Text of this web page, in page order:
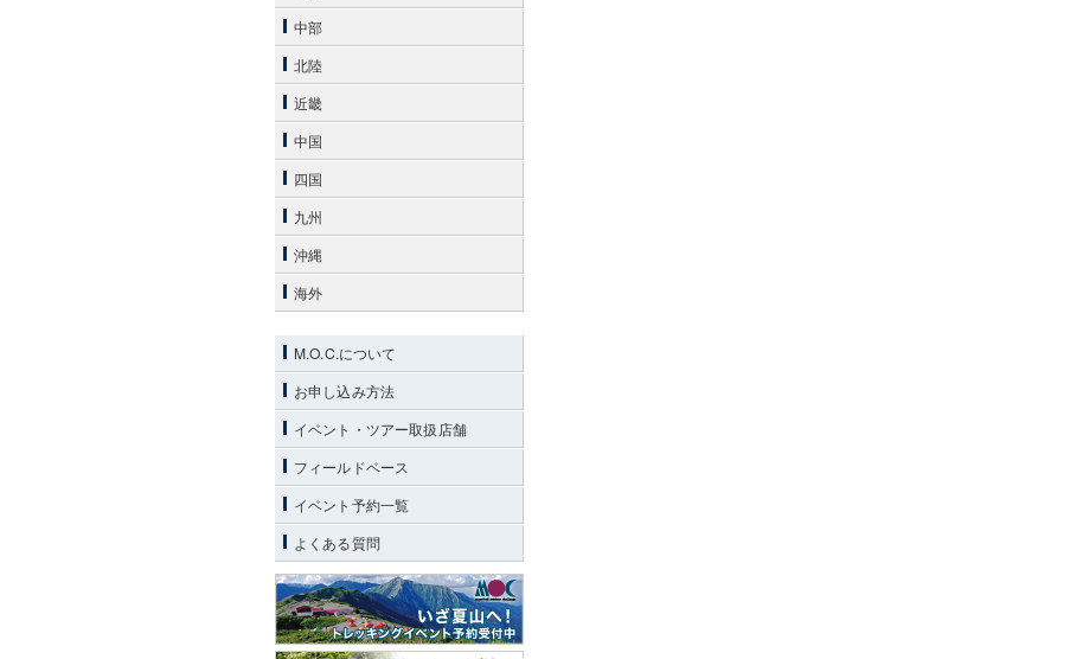
中部
北陸
近畿
中国
四国
九州
沖縄
海外
M.O.C.について
お申し込み方法
イベント・ツアー取扱店舗
フィールドベース
イベント予約一覧
よくある質問